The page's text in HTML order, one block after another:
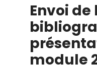
Envoi de
module